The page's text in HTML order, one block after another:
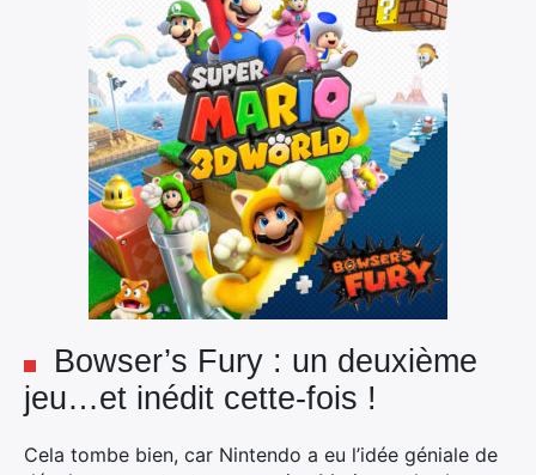
Bowser’s Fury : un deuxième
jeu…et inédit cette-fois !
Cela tombe bien, car Nintendo a eu l’idée géniale de